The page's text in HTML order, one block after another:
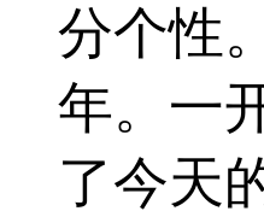
分个性
年。一
了今天